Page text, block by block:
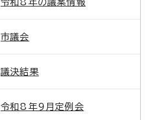
市議会
議決結果
令和8年9月定例会